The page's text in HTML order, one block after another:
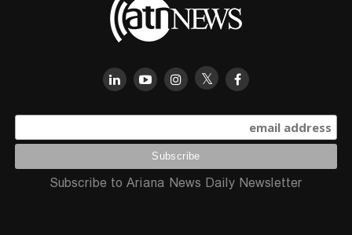
Subscribe to Ariana News Daily Newsletter